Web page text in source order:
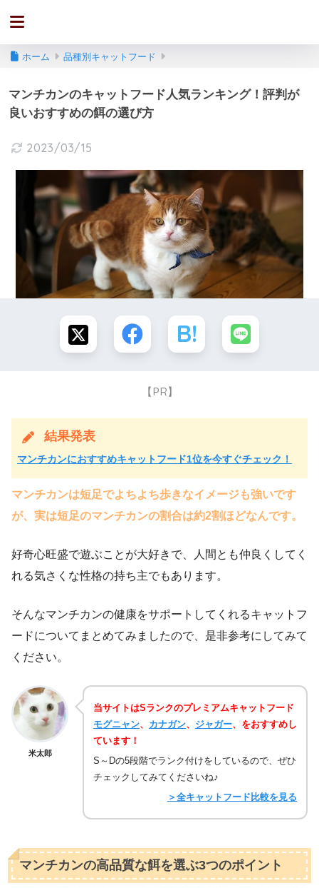
ホーム 品種別キャットフード
マンチカンのキャットフード人気ランキング！評判が
良いおすすめの餌の選び方
2023/03/15
【PR】
結果発表
マンチカンにおすすめキャットフード1位を今すぐチェック！
マンチカンは短足でよちよち歩きなイメージも強いです
が、実は短足のマンチカンの割合は約2割ほどなんです。
好奇心旺盛で遊ぶことが大好きで、人間とも仲良くしてく
れる気さくな性格の持ち主でもあります。
そんなマンチカンの健康をサポートしてくれるキャットフ
ードについてまとめてみましたので、是非参考にしてみて
ください。
米太郎
当サイトはSランクのプレミアムキャットフード
モグニャン、 カナガン、 ジャガー、をおすすめし
ています！
S～Dの5段階でランク付けをしているので、ぜひ
チェックしてみてくださいね♪
＞全キャットフード比較を見る
マンチカンの高品質な餌を選ぶ3つのポイント